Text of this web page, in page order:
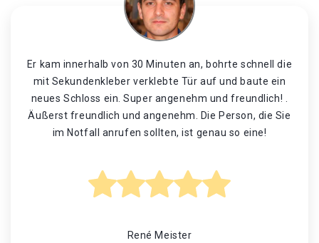
Er kam innerhalb von 30 Minuten an, bohrte schnell die
mit Sekundenkleber verklebte Tür auf und baute ein
neues Schloss ein. Super angenehm und freundlich! .
Äußerst freundlich und angenehm. Die Person, die Sie
im Notfall anrufen sollten, ist genau so eine!
René Meister